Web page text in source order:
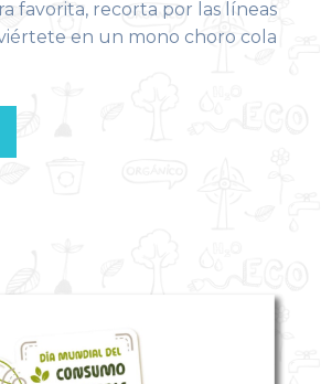
favorita, recorta por las líneas
en un mono choro cola